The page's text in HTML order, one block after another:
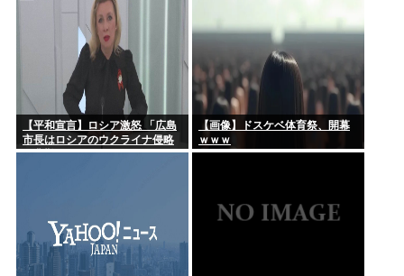
【平和宣言】ロシア激怒 「広島
市長はロシアのウクライナ侵略
を非難した」
【画像】ドスケベ体育祭、開幕
ｗｗｗ